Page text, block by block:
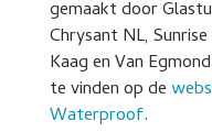
gemaakt door
Chrysant NL,
Kaag en Van
te vinden op de
Waterproof.